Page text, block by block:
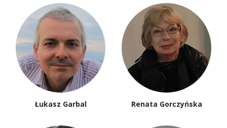
Łukasz Garbal Renata Gorczyńska